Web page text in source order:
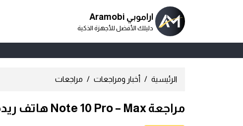
اراموبي Aramobi
دليلك الأفضل للأجهزة الذكية
الرئيسية أخبار ومراجعات مراجعات
مراجعة Note 10 Pro – Max هاتف ريدمي الأعلى كفاءةً وبسعرٍ منافس